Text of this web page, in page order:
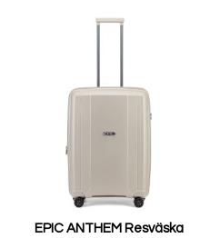
EPIC ANTHEM Resväska